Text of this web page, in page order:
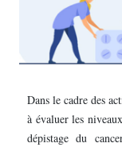
Dans le cadre des
à évaluer les
dépistage du